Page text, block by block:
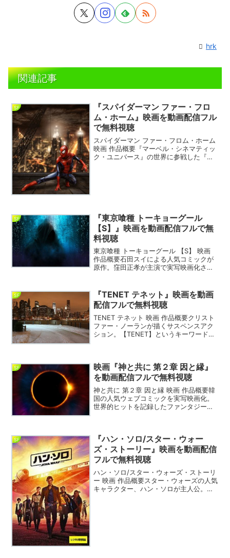
hrk
関連記事
SF
『スパイダーマン ファー・フロ
ム・ホーム』映画を動画配信フル
で無料視聴
スパイダーマン ファー・フロム・ホーム
映画 作品概要『マーベル・シネマティッ
ク・ユニバース』の世界に参戦した『ス
SF
『東京喰種 トーキョーグール
【S】』映画を動画配信フルで無
料視聴
東京喰種 トーキョーグール 【S】 映画
作品概要石田スイによる人気コミックが
原作。窪田正孝が主演で実写映画化され
【S】 映画 DVD東京喰種 トーキョーグー
ル 【S...
SF
『TENET テネット』映画を動画
配信フルで無料視聴
TENET テネット 映画 作品概要クリスト
ファー・ノーランが描くサスペンスアク
ション。【TENET】というキーワードを
SF
映画『神と共に 第２章 因と縁』
を動画配信フルで無料視聴
神と共に 第２章 因と縁 映画 作品概要韓
国の人気ウェブコミックを実写映画化。
世界的ヒットを記録したファンタジーア
できるVODサ...
SF
『ハン・ソロ/スター・ウォー
ズ・ストーリー』映画を動画配信
フルで無料視聴
ハン・ソロ/スター・ウォーズ・ストーリ
ー 映画 作品概要スター・ウォーズの人気
キャラクター、ハン・ソロが主人公。宇